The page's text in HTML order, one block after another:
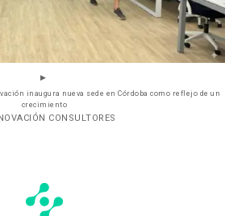
inaugura nueva sede en Córdoba como reflejo de un
crecimiento
CONSULTORES